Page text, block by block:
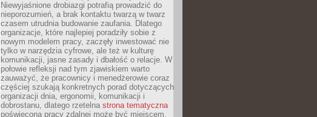
Niewyjaśnione drobiazgi potrafią prowadzić do
nieporozumień, a brak kontaktu twarzą w twarz
czasem utrudnia budowanie zaufania. Dlatego
organizacje, które najlepiej poradziły sobie z
nowym modelem pracy, zaczęły inwestować nie
tylko w narzędzia cyfrowe, ale też w kulturę
komunikacji, jasne zasady i dbałość o relacje. W
połowie refleksji nad tym zjawiskiem warto
zauważyć, że pracownicy i menedżerowie coraz
częściej szukają konkretnych porad dotyczących
organizacji dnia, ergonomii, komunikacji i
dobrostanu, dlatego rzetelna strona tematyczna
poświęcona pracy zdalnej może być miejscem,